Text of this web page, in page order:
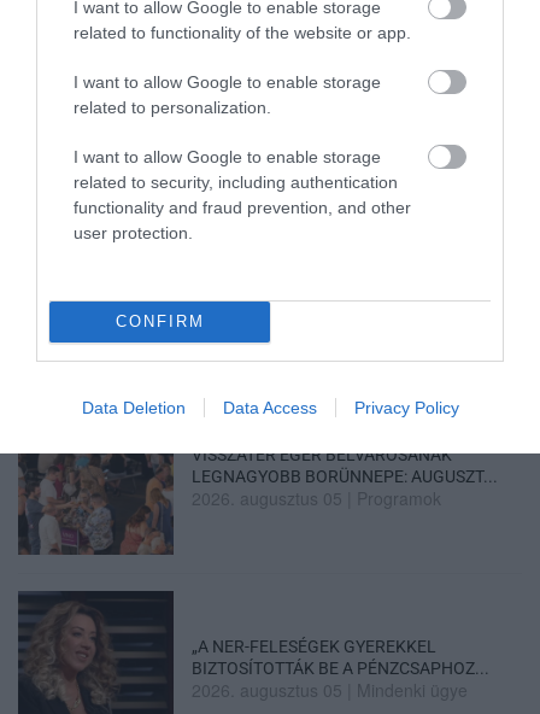
I want to allow Google to enable storage
related to functionality of the website or app.
I want to allow Google to enable storage
related to personalization.
I want to allow Google to enable storage
related to security, including authentication
functionality and fraud prevention, and other
user protection.
CONFIRM
Data Deletion Data Access Privacy Policy
DÉDESTAPOLCSÁNYNÁL, KILENCÓRÁS
KÜZDELE...
2026. augusztus 05|Riasztó
VISSZATÉR EGER BELVÁROSÁNAK
LEGNAGYOBB BORÜNNEPE: AUGUSZT...
2026. augusztus 05 Programok
„A NER-FELESÉGEK GYEREKKEL
BIZTOSÍTOTTÁK BE A PÉNZCSAPHOZ...
2026. augusztus 05 Mindenki ügye